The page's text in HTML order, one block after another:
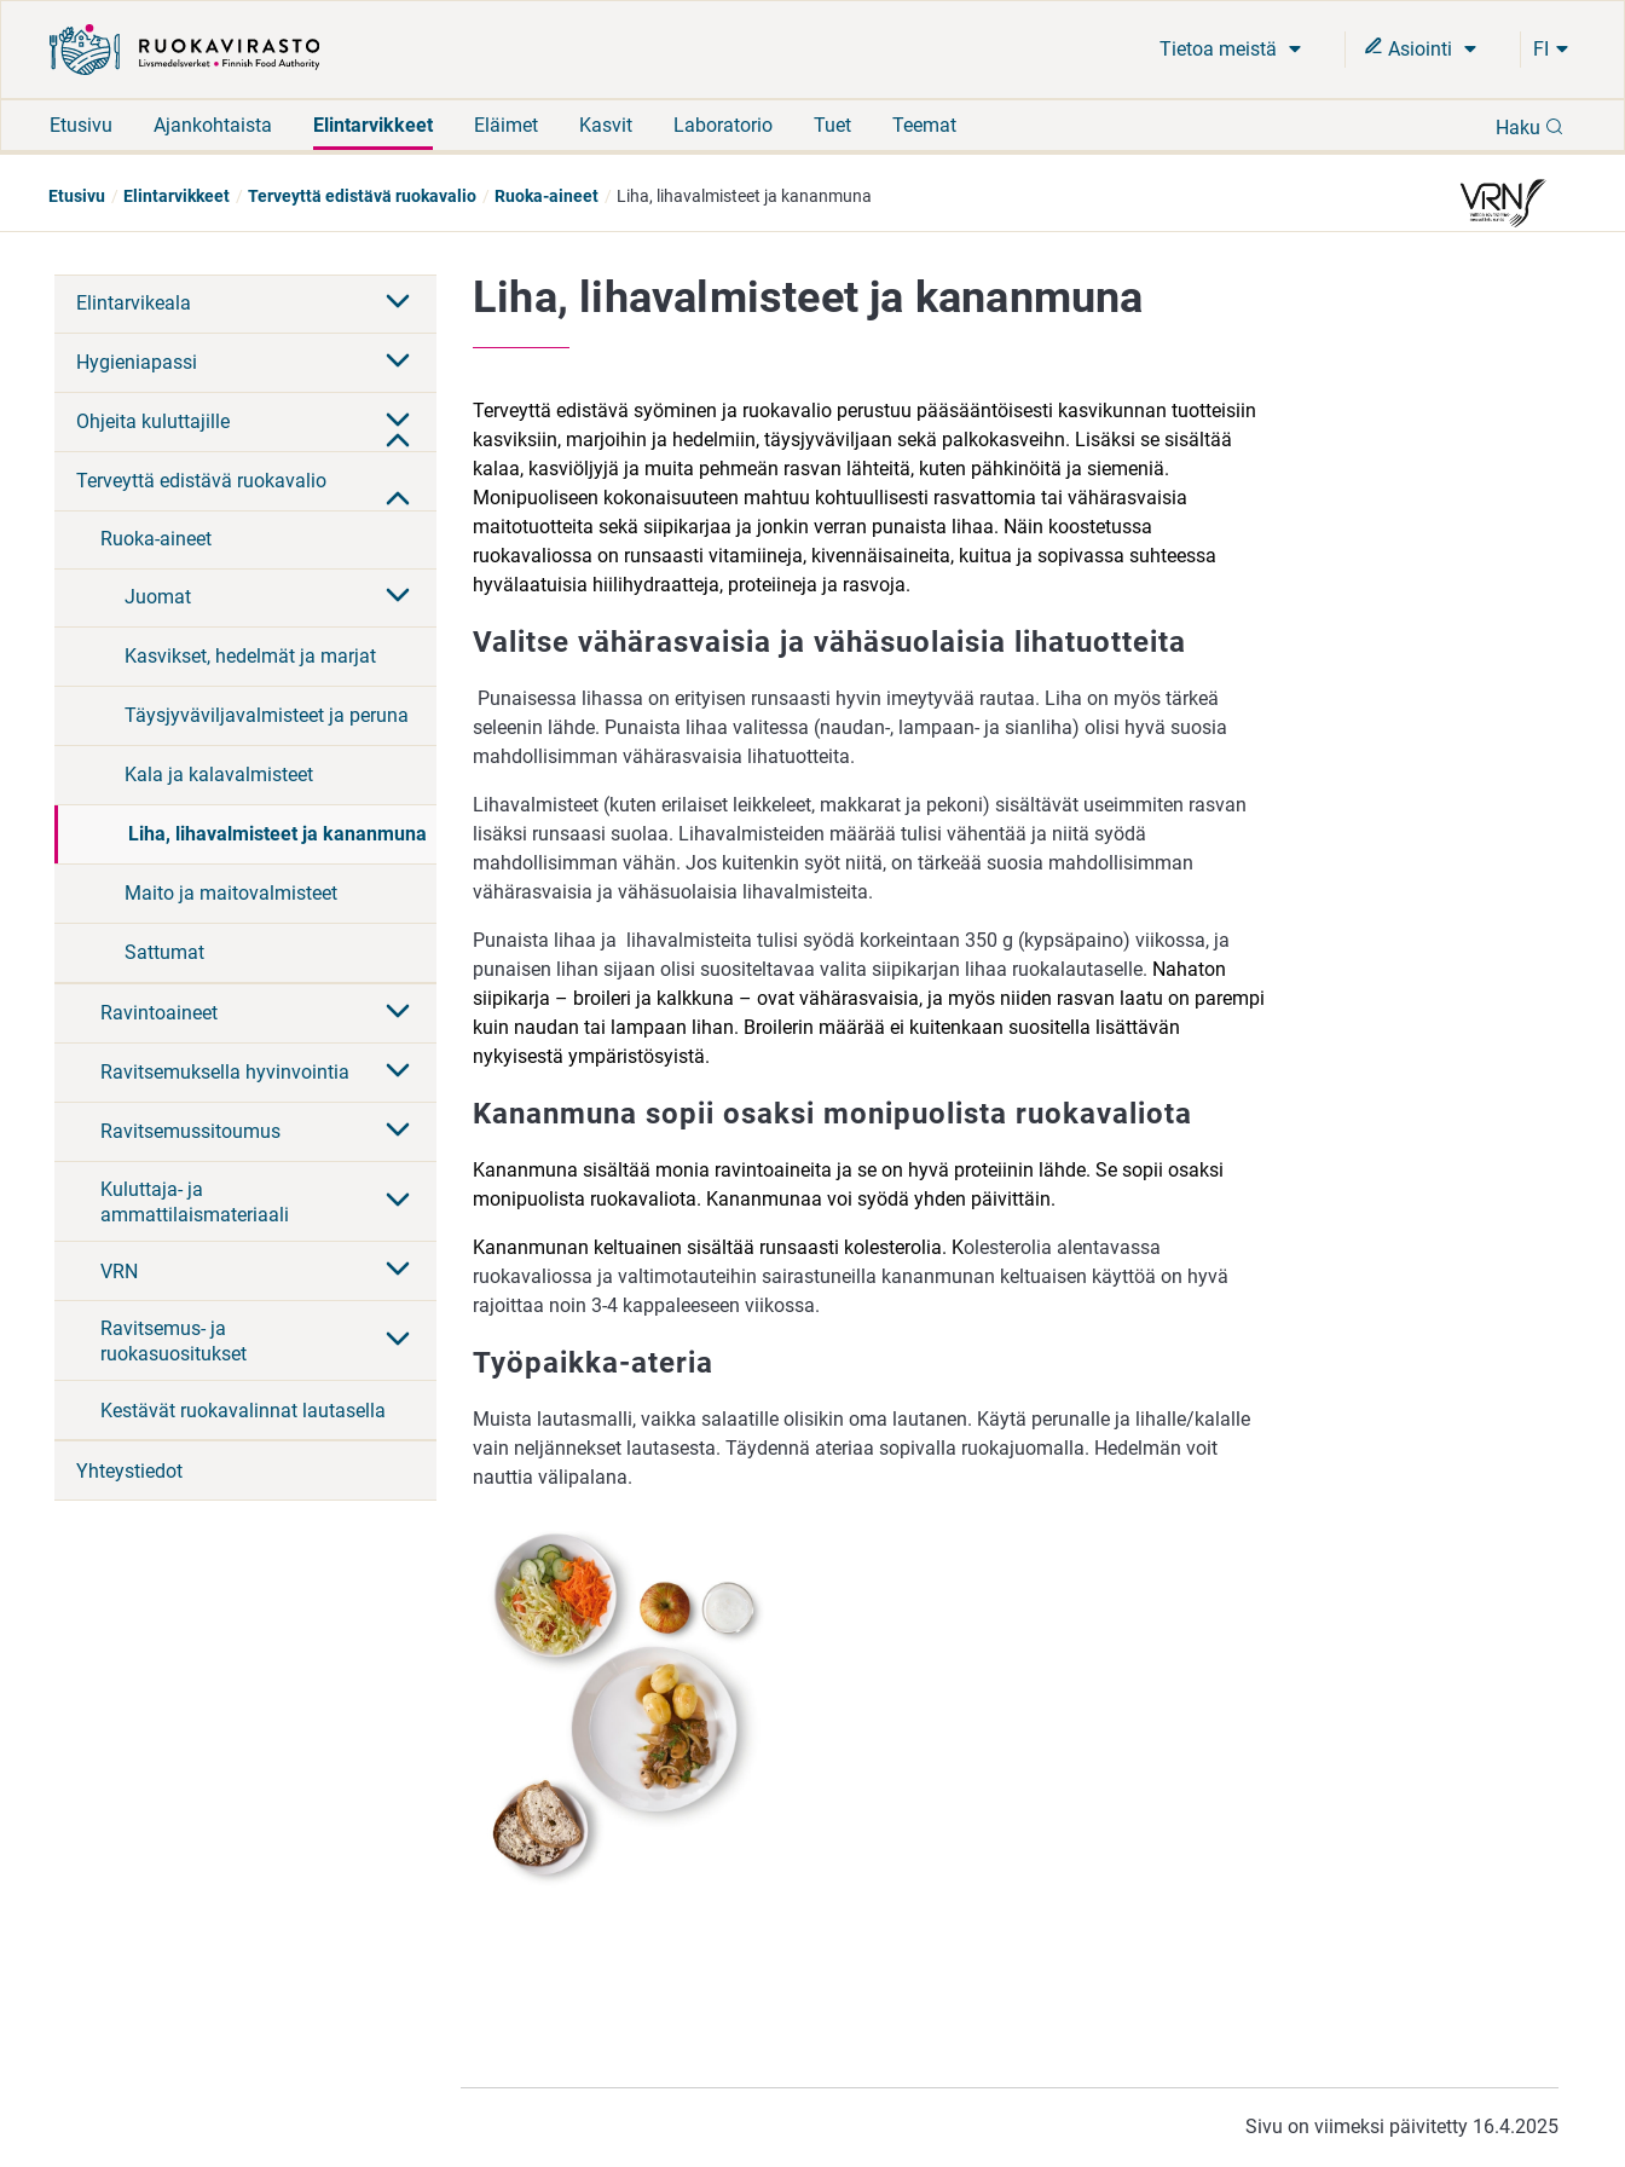
Tietoa meistä Asiointi FI
Etusivu Ajankohtaista Elintarvikkeet Eläimet Kasvit Laboratorio Tuet Teemat Haku
Etusivu Elintarvikkeet Terveyttä edistävä ruokavalio Ruoka-aineet Liha, lihavalmisteet ja kananmuna
Elintarvikeala
Hygieniapassi
Ohjeita kuluttajille
Terveyttä edistävä ruokavalio
Ruoka-aineet
Juomat
Kasvikset, hedelmät ja marjat
Täysjyväviljavalmisteet ja peruna
Kala ja kalavalmisteet
Liha, lihavalmisteet ja kananmuna
Maito ja maitovalmisteet
Sattumat
Ravintoaineet
Ravitsemuksella hyvinvointia
Ravitsemussitoumus
Kuluttaja- ja
ammattilaismateriaali
VRN
Ravitsemus- ja
ruokasuositukset
Kestävät ruokavalinnat lautasella
Yhteystiedot
Liha, lihavalmisteet ja kananmuna
Terveyttä edistävä syöminen ja ruokavalio perustuu pääsääntöisesti kasvikunnan tuotteisiin
kasviksiin, marjoihin ja hedelmiin, täysjyväviljaan sekä palkokasveihn. Lisäksi se sisältää
kalaa, kasviöljyjä ja muita pehmeän rasvan lähteitä, kuten pähkinöitä ja siemeniä.
Monipuoliseen kokonaisuuteen mahtuu kohtuullisesti rasvattomia tai vähärasvaisia
maitotuotteita sekä siipikarjaa ja jonkin verran punaista lihaa. Näin koostetussa
ruokavaliossa on runsaasti vitamiineja, kivennäisaineita, kuitua ja sopivassa suhteessa
hyvälaatuisia hiilihydraatteja, proteiineja ja rasvoja.
Valitse vähärasvaisia ja vähäsuolaisia lihatuotteita
Punaisessa lihassa on erityisen runsaasti hyvin imeytyvää rautaa. Liha on myös tärkeä
seleenin lähde. Punaista lihaa valitessa (naudan-, lampaan- ja sianliha) olisi hyvä suosia
mahdollisimman vähärasvaisia lihatuotteita.
Lihavalmisteet (kuten erilaiset leikkeleet, makkarat ja pekoni) sisältävät useimmiten rasvan
lisäksi runsaasi suolaa. Lihavalmisteiden määrää tulisi vähentää ja niitä syödä
mahdollisimman vähän. Jos kuitenkin syöt niitä, on tärkeää suosia mahdollisimman
vähärasvaisia ja vähäsuolaisia lihavalmisteita.
Punaista lihaa ja lihavalmisteita tulisi syödä korkeintaan 350 g (kypsäpaino) viikossa, ja
punaisen lihan sijaan olisi suositeltavaa valita siipikarjan lihaa ruokalautaselle. Nahaton
siipikarja – broileri ja kalkkuna – ovat vähärasvaisia, ja myös niiden rasvan laatu on parempi
kuin naudan tai lampaan lihan. Broilerin määrää ei kuitenkaan suositella lisättävän
nykyisestä ympäristösyistä.
Kananmuna sopii osaksi monipuolista ruokavaliota
Kananmuna sisältää monia ravintoaineita ja se on hyvä proteiinin lähde. Se sopii osaksi
monipuolista ruokavaliota. Kananmunaa voi syödä yhden päivittäin.
Kananmunan keltuainen sisältää runsaasti kolesterolia. Kolesterolia alentavassa
ruokavaliossa ja valtimotauteihin sairastuneilla kananmunan keltuaisen käyttöä on hyvä
rajoittaa noin 3-4 kappaleeseen viikossa.
Työpaikka-ateria
Muista lautasmalli, vaikka salaatille olisikin oma lautanen. Käytä perunalle ja lihalle/kalalle
vain neljännekset lautasesta. Täydennä ateriaa sopivalla ruokajuomalla. Hedelmän voit
nauttia välipalana.
Sivu on viimeksi päivitetty 16.4.2025